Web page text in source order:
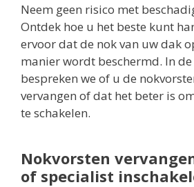
Neem geen risico met
Ontdek hoe u het beste kunt
ervoor dat de nok van uw dak
manier wordt beschermd. In
bespreken we of u de
vervangen of dat het beter is
te schakelen.
Nokvorsten
of specialist